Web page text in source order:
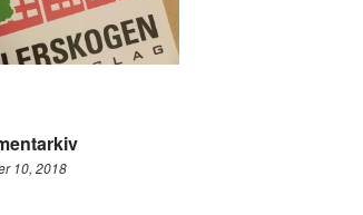
10, 2018